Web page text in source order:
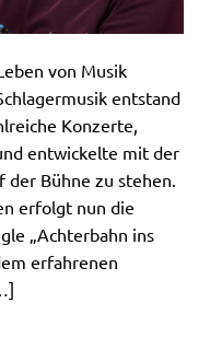
von Musik
entstand
Konzerte,
entwickelte mit der
Bühne zu stehen.
erfolgt nun die
„Achterbahn ins
erfahrenen